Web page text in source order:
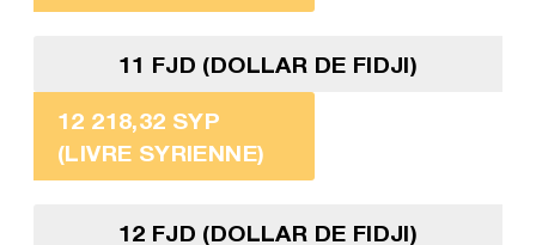
11 FJD (DOLLAR DE FIDJI)
12 218,32 SYP
(LIVRE SYRIENNE)
12 FJD (DOLLAR DE FIDJI)